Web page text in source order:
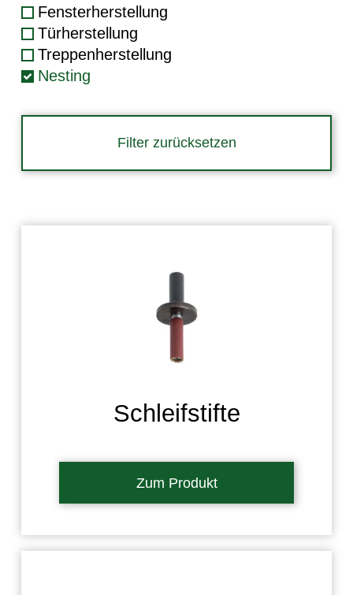
Fensterherstellung
Türherstellung
Treppenherstellung
Nesting
Filter zurücksetzen
Schleifstifte
Zum Produkt